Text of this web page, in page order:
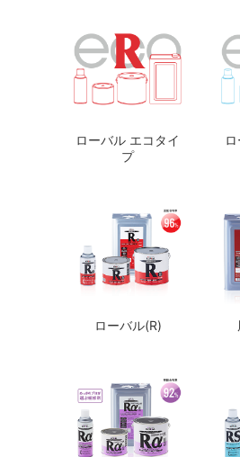
ローバル エコタイ
プ
ローバル(R)